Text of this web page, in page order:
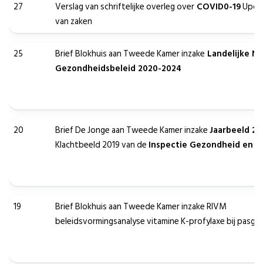
27 Verslag van schriftelijke overleg overCOVID0-19
van zaken
25 Brief Blokhuis aan Tweede Kamer inzake Landelijke
Gezondheidsbeleid 2020-2024
20 Brief De Jonge aan Tweede Kamer inzakeJaarbeeld
Klachtbeeld 2019 van de Inspectie Gezondheid en
19
Brief Blokhuis aan Tweede Kamer inzake RIVM
beleidsvormingsanalyse vitamine K-profylaxe bij